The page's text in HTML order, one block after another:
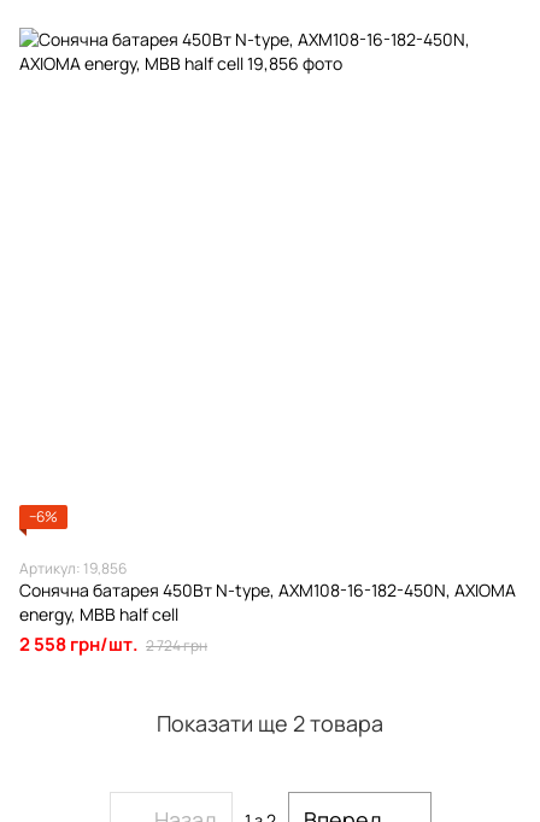
−6%
Артикул: 19,856
Сонячна батарея 450Вт N-type, AXM108-16-182-450N, AXIOMA
energy, MBB half cell
2 558 грн/шт. 2 724 грн
Показати ще 2 товара